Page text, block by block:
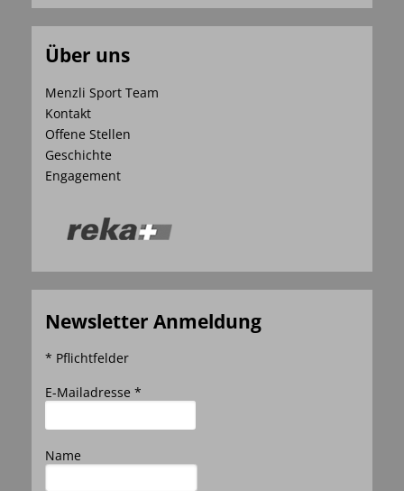
Über uns
Menzli Sport Team
Kontakt
Offene Stellen
Geschichte
Engagement
Newsletter Anmeldung
* Pflichtfelder
E-Mailadresse *
Name